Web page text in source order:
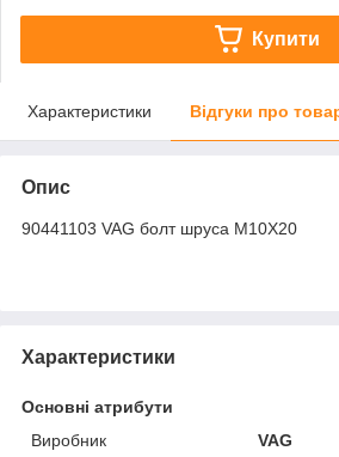
Купити
Характеристики Відгуки про
Опис
90441103 VAG болт шруса M10X20
Характеристики
Основні атрибути
Виробник
VAG